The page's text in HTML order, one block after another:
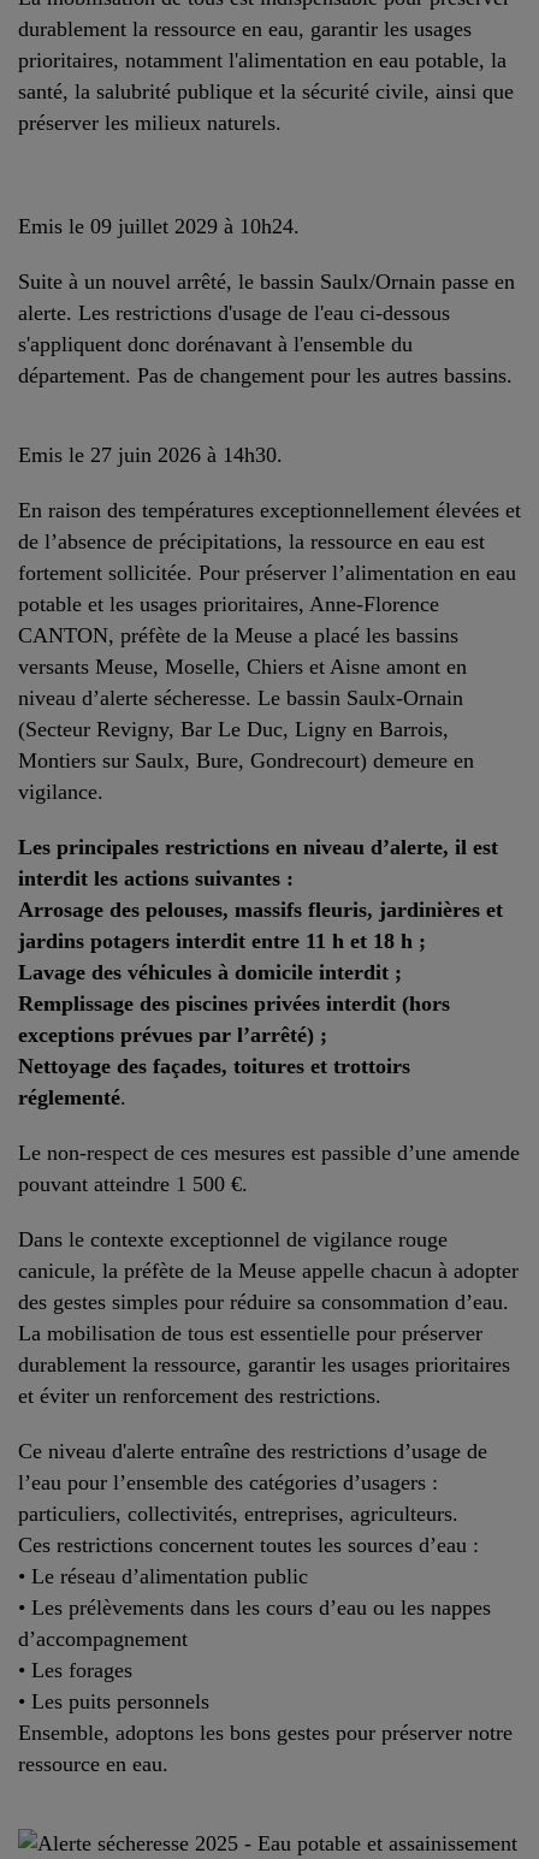
durablement la ressource en eau, garantir les usages
prioritaires, notamment l'alimentation en eau potable, la
santé, la salubrité publique et la sécurité civile, ainsi que
préserver les milieux naturels.
Emis le 09 juillet 2029 à 10h24.
Suite à un nouvel arrêté, le bassin Saulx/Ornain passe en
alerte. Les restrictions d'usage de l'eau ci-dessous
s'appliquent donc dorénavant à l'ensemble du
département. Pas de changement pour les autres bassins.
Emis le 27 juin 2026 à 14h30.
En raison des températures exceptionnellement élevées et
de l’absence de précipitations, la ressource en eau est
fortement sollicitée. Pour préserver l’alimentation en eau
potable et les usages prioritaires, Anne-Florence
CANTON, préfète de la Meuse a placé les bassins
versants Meuse, Moselle, Chiers et Aisne amont en
niveau d’alerte sécheresse. Le bassin Saulx-Ornain
(Secteur Revigny, Bar Le Duc, Ligny en Barrois,
Montiers sur Saulx, Bure, Gondrecourt) demeure en
vigilance.
Les principales restrictions en niveau d’alerte, il est
interdit les actions suivantes :
Arrosage des pelouses, massifs fleuris, jardinières et
jardins potagers interdit entre 11 h et 18 h ;
Lavage des véhicules à domicile interdit ;
Remplissage des piscines privées interdit (hors
exceptions prévues par l’arrêté) ;
Nettoyage des façades, toitures et trottoirs
réglementé.
Le non-respect de ces mesures est passible d’une amende
pouvant atteindre 1 500 €.
Dans le contexte exceptionnel de vigilance rouge
canicule, la préfète de la Meuse appelle chacun à adopter
des gestes simples pour réduire sa consommation d’eau.
La mobilisation de tous est essentielle pour préserver
durablement la ressource, garantir les usages prioritaires
et éviter un renforcement des restrictions.
Ce niveau d'alerte entraîne des restrictions d’usage de
l’eau pour l’ensemble des catégories d’usagers :
particuliers, collectivités, entreprises, agriculteurs.
Ces restrictions concernent toutes les sources d’eau :
• Le réseau d’alimentation public
• Les prélèvements dans les cours d’eau ou les nappes
d’accompagnement
• Les forages
• Les puits personnels
Ensemble, adoptons les bons gestes pour préserver notre
ressource en eau.